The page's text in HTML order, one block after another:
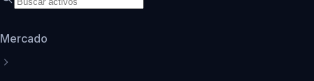
Mercado